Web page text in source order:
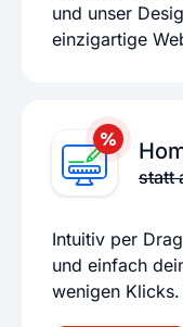
und unser
einzigartige
statt
Intuitiv per
und einfach
wenigen